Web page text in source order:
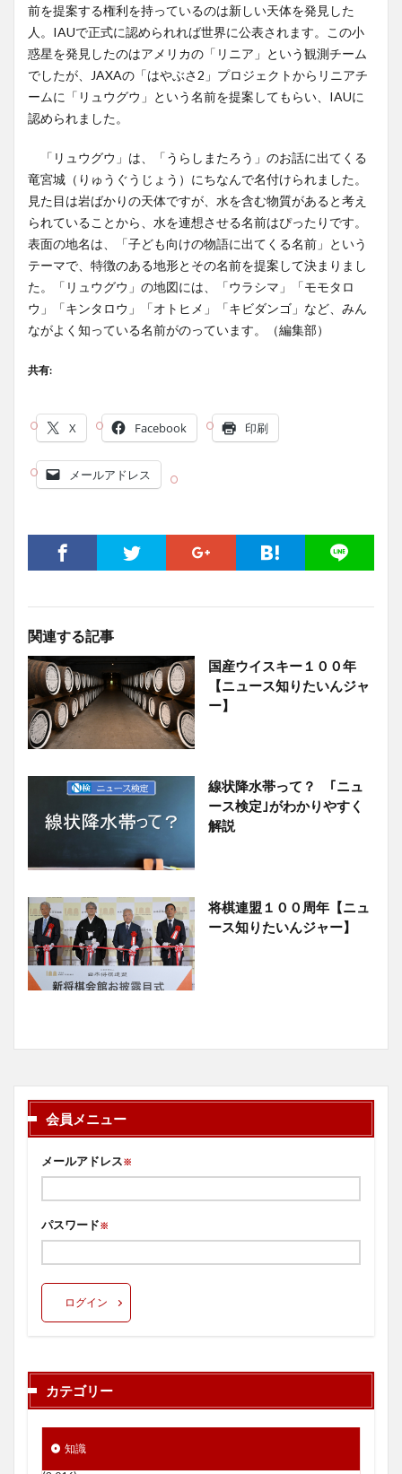
前を提案する権利を持っているのは新しい天体を発見した
人。IAUで正式に認められれば世界に公表されます。この小
惑星を発見したのはアメリカの「リニア」という観測チーム
でしたが、JAXAの「はやぶさ2」プロジェクトからリニアチ
ームに「リュウグウ」という名前を提案してもらい、IAUに
認められました。
「リュウグウ」は、「うらしまたろう」のお話に出てくる
竜宮城（りゅうぐうじょう）にちなんで名付けられました。
見た目は岩ばかりの天体ですが、水を含む物質があると考え
られていることから、水を連想させる名前はぴったりです。
表面の地名は、「子ども向けの物語に出てくる名前」という
テーマで、特徴のある地形とその名前を提案して決まりまし
た。「リュウグウ」の地図には、「ウラシマ」「モモタロ
ウ」「キンタロウ」「オトヒメ」「キビダンゴ」など、みん
ながよく知っている名前がのっています。（編集部）
共有:
X Facebook 印刷
メールアドレス
関連する記事
国産ウイスキー１００年
【ニュース知りたいんジャ
ー】
線状降水帯って？ ｢ニュ
ース検定｣がわかりやすく
解説
将棋連盟１００周年【ニュ
ース知りたいんジャー】
会員メニュー
メールアドレス※
パスワード※
ログイン
カテゴリー
知識